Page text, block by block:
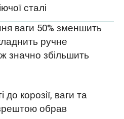
сталі
ваги 50% зменшить
ручне
значно збільшить
до корозії, ваги та
обрав